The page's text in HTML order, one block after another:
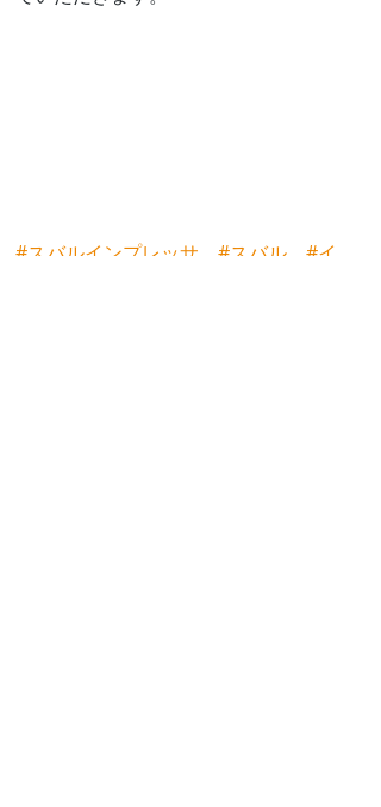
#スバルインプレッサ #スバル
#イ